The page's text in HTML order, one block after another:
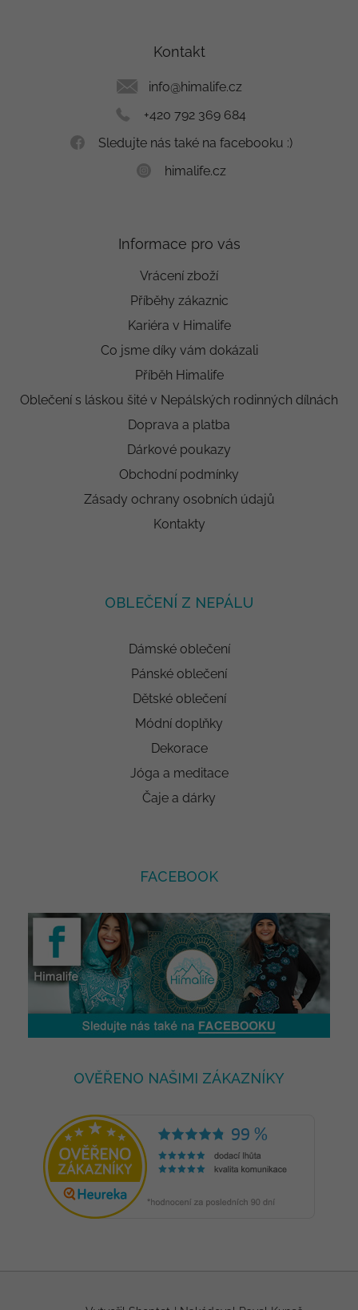
Kontakt
info@himalife.cz
+420 792 369 684
Sledujte nás také na facebooku :)
himalife.cz
Informace pro vás
Vrácení zboží
Příběhy zákaznic
Kariéra v Himalife
Co jsme díky vám dokázali
Příběh Himalife
Oblečení s láskou šité v Nepálských rodinných dílnách
Doprava a platba
Dárkové poukazy
Obchodní podmínky
Zásady ochrany osobních údajů
Kontakty
OBLEČENÍ Z NEPÁLU
Dámské oblečení
Pánské oblečení
Dětské oblečení
Módní doplňky
Dekorace
Jóga a meditace
Čaje a dárky
FACEBOOK
OVĚŘENO NAŠIMI ZÁKAZNÍKY